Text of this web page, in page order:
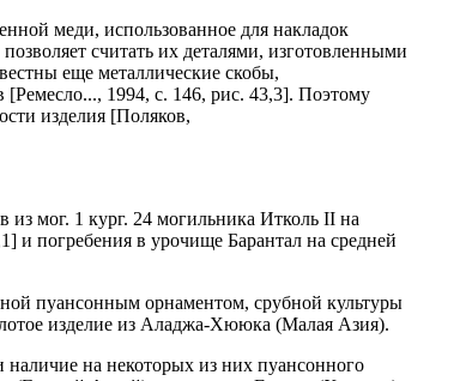
меди, использованное для накладок
считать их деталями, изготовленными
еще металлические скобы,
[Ремесло..., 1994, с. 146, рис. 43,3]. Поэтому
изделия [Поляков,
из мог. 1 кург. 24 могильника Итколь II на
и погребения в урочище Барантал на средней
пуансонным орнаментом, срубной культуры
изделие из Аладжа-Хююка (Малая Азия).
на некоторых из них пуансонного